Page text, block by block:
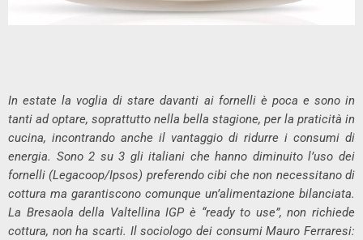
In estate la voglia di stare davanti ai fornelli è poca e sono in
tanti ad optare, soprattutto nella bella stagione, per la praticità in
cucina, incontrando anche il vantaggio di ridurre i consumi di
energia. Sono 2 su 3 gli italiani che hanno diminuito l’uso dei
fornelli (Legacoop/Ipsos) preferendo cibi che non necessitano di
cottura ma garantiscono comunque un’alimentazione bilanciata.
La Bresaola della Valtellina IGP è “ready to use”, non richiede
cottura, non ha scarti. Il sociologo dei consumi Mauro Ferraresi: